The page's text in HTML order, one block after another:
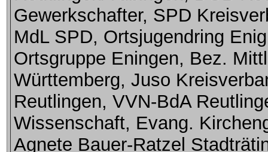
Gewerkschafter, SPD
MdL SPD, Ortsjugendring
Ortsgruppe Eningen, Bez.
Württemberg, Juso
Reutlingen, VVN-BdA
Wissenschaft, Evang.
Agnete Bauer-Ratzel